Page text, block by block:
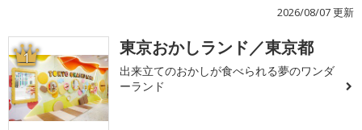
2026/08/07 更新
1 東京おかしランド／東京都
出来立てのおかしが食べられる夢のワンダ
ーランド